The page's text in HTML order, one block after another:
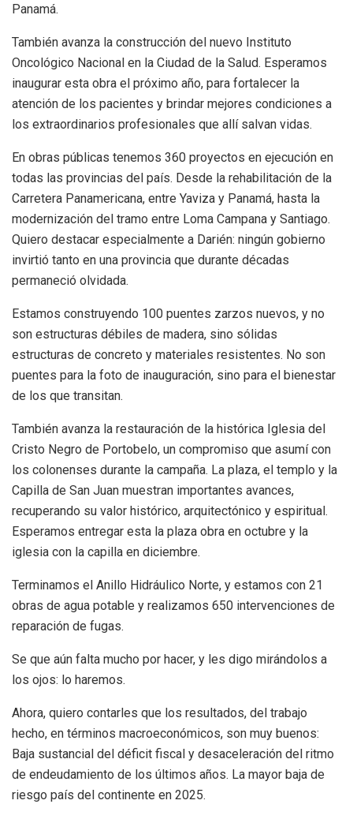
Panamá.
También avanza la construcción del nuevo Instituto
Oncológico Nacional en la Ciudad de la Salud. Esperamos
inaugurar esta obra el próximo año, para fortalecer la
atención de los pacientes y brindar mejores condiciones a
los extraordinarios profesionales que allí salvan vidas.
En obras públicas tenemos 360 proyectos en ejecución en
todas las provincias del país. Desde la rehabilitación de la
Carretera Panamericana, entre Yaviza y Panamá, hasta la
modernización del tramo entre Loma Campana y Santiago.
Quiero destacar especialmente a Darién: ningún gobierno
invirtió tanto en una provincia que durante décadas
permaneció olvidada.
Estamos construyendo 100 puentes zarzos nuevos, y no
son estructuras débiles de madera, sino sólidas
estructuras de concreto y materiales resistentes. No son
puentes para la foto de inauguración, sino para el bienestar
de los que transitan.
También avanza la restauración de la histórica Iglesia del
Cristo Negro de Portobelo, un compromiso que asumí con
los colonenses durante la campaña. La plaza, el templo y la
Capilla de San Juan muestran importantes avances,
recuperando su valor histórico, arquitectónico y espiritual.
Esperamos entregar esta la plaza obra en octubre y la
iglesia con la capilla en diciembre.
Terminamos el Anillo Hidráulico Norte, y estamos con 21
obras de agua potable y realizamos 650 intervenciones de
reparación de fugas.
Se que aún falta mucho por hacer, y les digo mirándolos a
los ojos: lo haremos.
Ahora, quiero contarles que los resultados, del trabajo
hecho, en términos macroeconómicos, son muy buenos:
Baja sustancial del déficit fiscal y desaceleración del ritmo
de endeudamiento de los últimos años. La mayor baja de
riesgo país del continente en 2025.